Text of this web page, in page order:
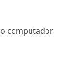
computador